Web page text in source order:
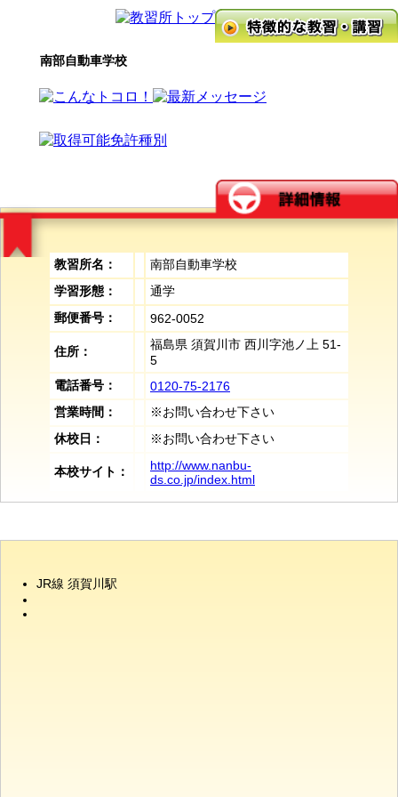
南部自動車学校
教習所名：
南部自動車学校
学習形態：
通学
郵便番号：
962-0052
住所：
福島県 須賀川市 西川字池ノ上 51-
5
電話番号：
0120-75-2176
営業時間：
※お問い合わせ下さい
休校日：
※お問い合わせ下さい
本校サイト：
http://www.nanbu-
ds.co.jp/index.html
JR線 須賀川駅